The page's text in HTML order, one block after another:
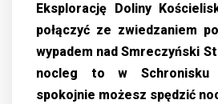
Eksplorację Doliny
połączyć ze zwiedzaniem
wypadem nad Smreczyński
nocleg to w
spokojnie możesz spędzić